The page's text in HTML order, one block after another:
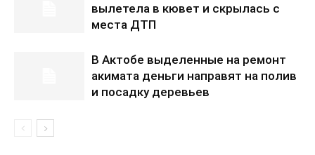
вылетела в кювет и скрылась с
места ДТП
В Актобе выделенные на ремонт
акимата деньги направят на полив
и посадку деревьев